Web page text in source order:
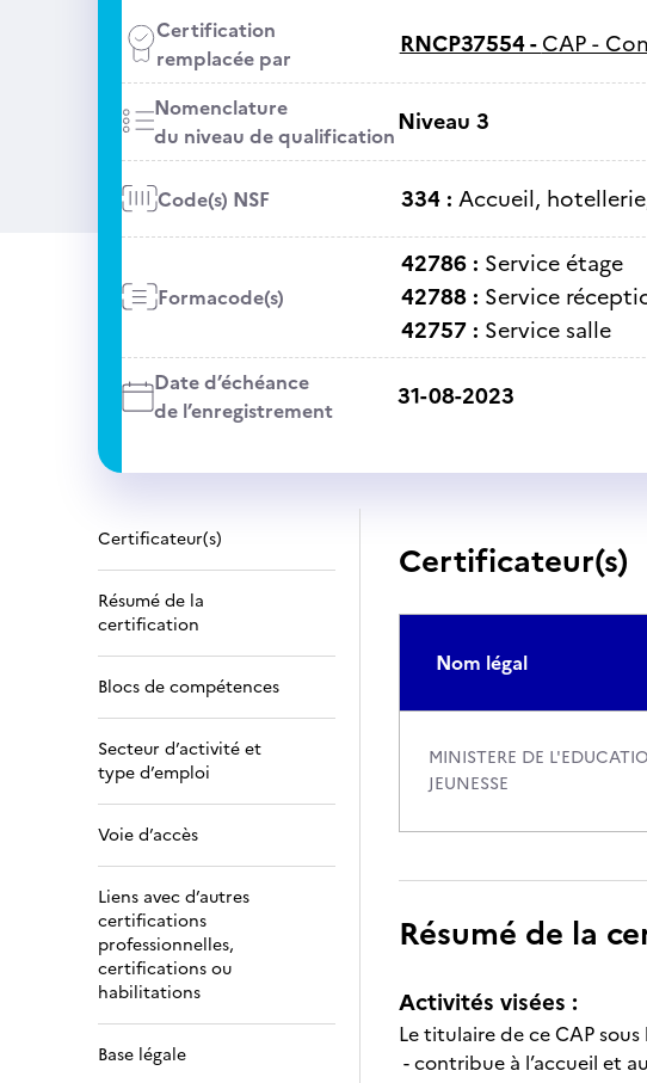
Certification
remplacée par
RNCP37554 -CAP -
Nomenclature
du niveau de qualificationNiveau 3
Code(s) NSF 334 : Accueil,
Formacode(s)
42786 : Service étage
42788 : Service
42757 : Service salle
Date d’échéance
de l’enregistrement
31-08-2023
Certificateur(s)
Résumé de la
certification
Blocs de compétences
Secteur d’activité et
type d’emploi
Voie d’accès
Liens avec d’autres
certifications
professionnelles,
certifications ou
habilitations
Base légale
Certificateur(s)
Nom légal
MINISTERE DE
JEUNESSE
Résumé de la
Activités visées :
Le titulaire de ce CAP
- contribue à l’accueil et